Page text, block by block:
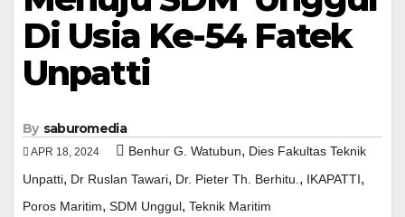
Di Usia Ke-54 Fatek
Unpatti
By saburomedia
APR 18, 2024 Benhur G. Watubun, Dies Fakultas Teknik
Unpatti, Dr Ruslan Tawari, Dr. Pieter Th. Berhitu., IKAPATTI,
Poros Maritim, SDM Unggul, Teknik Maritim